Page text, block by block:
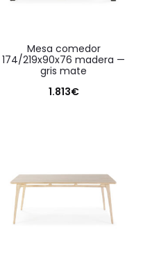
mesa comedor
174/219x90x76 madera —
gris mate
1.813€